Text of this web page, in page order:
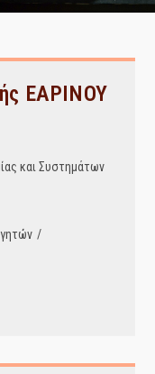
ΕΑΡΙΝΟΥ
και Συστημάτων
/